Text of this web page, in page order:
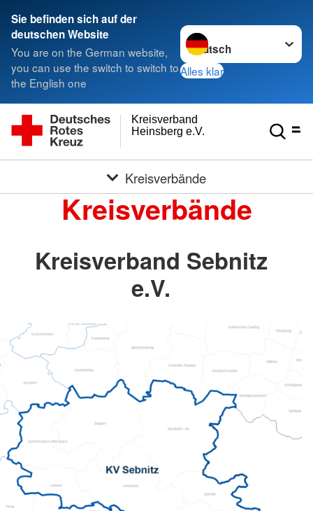
Sie befinden sich auf der
deutschen Website
You are on the German website,
you can use the switch to switch to
the English one
Sprache wechseln zu
Alles klar
Heinsberg e.V.
Kreisverband
Kreisverbände
Kreisverbände
Kreisverband Sebnitz
e.V.